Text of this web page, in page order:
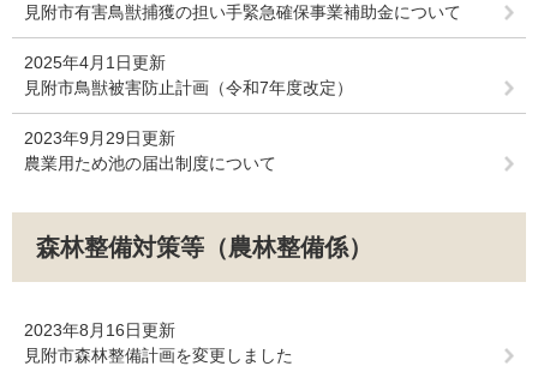
見附市有害鳥獣捕獲の担い手緊急確保事業補助金について
2025年4月1日更新
見附市鳥獣被害防止計画（令和7年度改定）
2023年9月29日更新
農業用ため池の届出制度について
森林整備対策等（農林整備係）
2023年8月16日更新
見附市森林整備計画を変更しました